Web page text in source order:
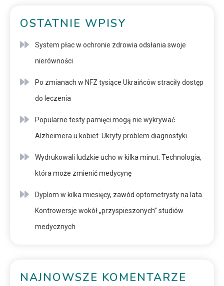
OSTATNIE WPISY
System płac w ochronie zdrowia odsłania swoje
nierówności
Po zmianach w NFZ tysiące Ukraińców straciły dostęp
do leczenia
Popularne testy pamięci mogą nie wykrywać
Alzheimera u kobiet. Ukryty problem diagnostyki
Wydrukowali ludzkie ucho w kilka minut. Technologia,
która może zmienić medycynę
Dyplom w kilka miesięcy, zawód optometrysty na lata.
Kontrowersje wokół „przyspieszonych” studiów
medycznych
NAJNOWSZE KOMENTARZE